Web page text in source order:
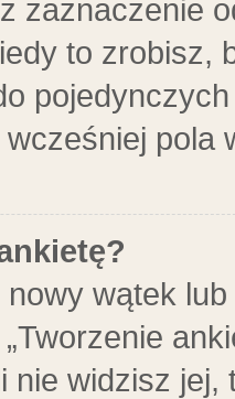
zaznaczenie
to zrobisz,
pola
wątek
nie widzisz